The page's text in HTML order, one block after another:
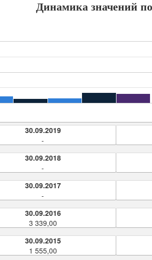
Динамика значений
30.09.2019
-
30.09.2018
-
30.09.2017
-
30.09.2016
3 339,00
30.09.2015
1 555,00